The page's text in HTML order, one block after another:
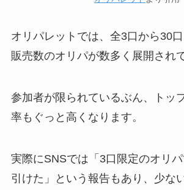
オリパレットでは、全3口から30
販売数のオリパが数多く展開され
参加者が限られているぶん、トッ
率もぐっと高くなります。
実際にSNSでは「3口限定のオリ
引けた」という報告もあり、少な